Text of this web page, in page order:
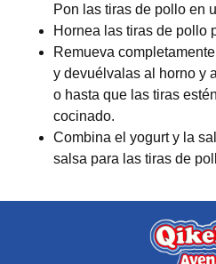
Pon las tiras de pollo en
Hornea las tiras de pollo
Remueva
y devuélvalas al horno y
o hasta que las tiras
cocinado.
Combina el yogurt y la
salsa para las tiras de